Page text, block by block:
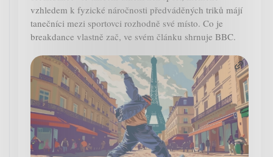
vzhledem k fyzické náročnosti předváděných triků májí
tanečníci mezi sportovci rozhodně své místo. Co je
breakdance vlastně zač, ve svém článku shrnuje BBC.